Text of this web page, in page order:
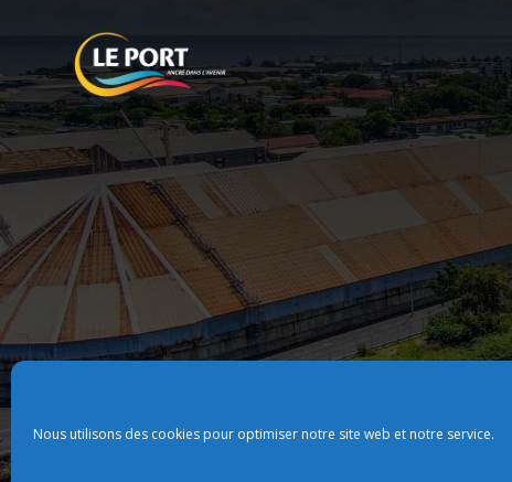
Nous utilisons des cookies pour optimiser notre site web et notre service.
Plan du site Politque de confidentialité